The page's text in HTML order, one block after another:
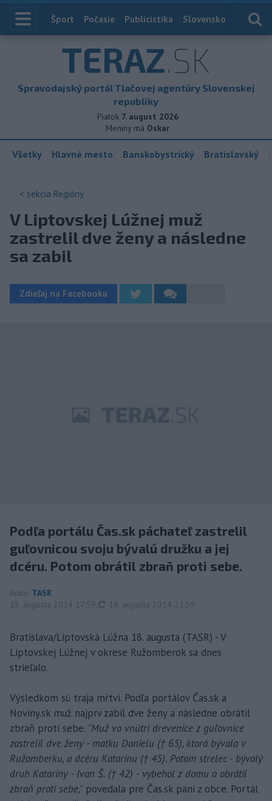
Index
Šport Počasie Publicistika Slovensko
TERAZ.SK
Spravodajský portál Tlačovej agentúry Slovenskej
republiky
Piatok 7. august 2026
Meniny má Oskar
Všetky Hlavné mesto Banskobystrický Bratislavský
< sekcia Regióny
V Liptovskej Lúžnej muž
zastrelil dve ženy a následne
sa zabil
Zdieľaj na Facebooku
Podľa portálu Čas.sk páchateľ zastrelil
guľovnicou svoju bývalú družku a jej
dcéru. Potom obrátil zbraň proti sebe.
Autor TASR
18. augusta 2014 17:59
aktualizované
18. augusta 2014 21:59
Bratislava/Liptovská Lúžna 18. augusta (TASR) - V
Liptovskej Lúžnej v okrese Ružomberok sa dnes
strieľalo.
Výsledkom sú traja mŕtvi. Podľa portálov Čas.sk a
Noviny.sk muž najprv zabil dve ženy a následne obrátil
zbraň proti sebe. "Muž vo vnútri drevenice z guľovnice
zastrelil dve ženy - matku Danielu († 65), ktorá bývala v
Ružomberku, a dcéru Katarínu († 45). Potom strelec - bývalý
druh Kataríny - Ivan Š. († 42) - vybehol z domu a obrátil
zbraň proti sebe," povedala pre Čas.sk pani z obce. Portál